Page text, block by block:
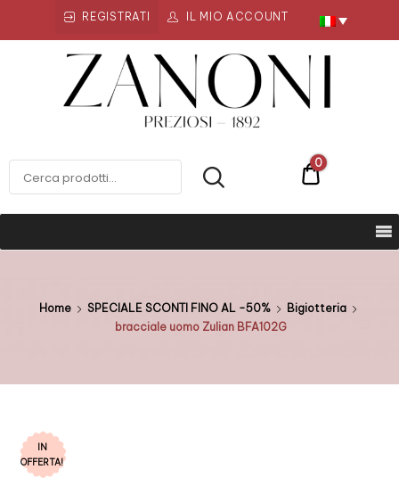
REGISTRATI IL MIO ACCOUNT
ZANONI PREZIOSI €0
0
Home SPECIALE SCONTI FINO AL -50%
Bigiotteria
bracciale uomo Zulian BFA102G
IN
OFFERTA!